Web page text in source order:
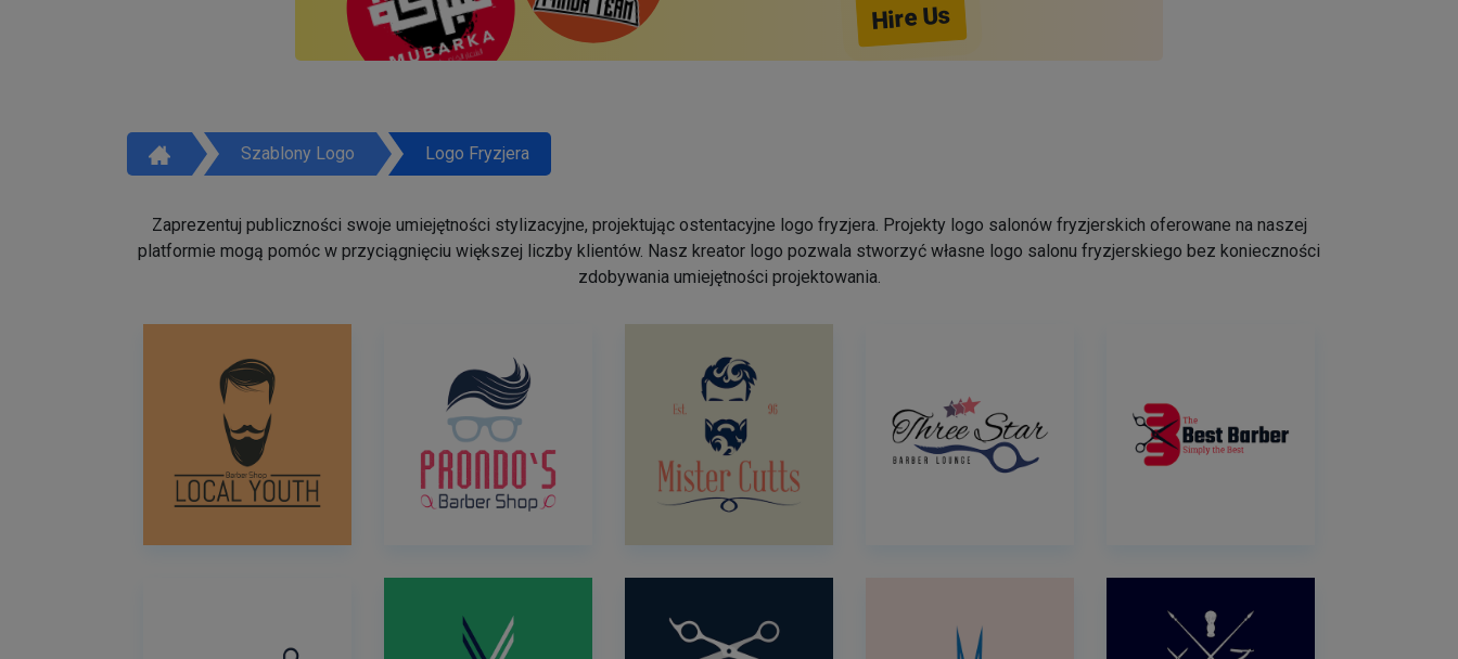
Hire Us
Szablony Logo Logo Fryzjera
Zaprezentuj publiczności swoje umiejętności stylizacyjne, projektując ostentacyjne logo fryzjera. Projekty logo salonów fryzjerskich oferowane na naszej
platformie mogą pomóc w przyciągnięciu większej liczby klientów. Nasz kreator logo pozwala stworzyć własne logo salonu fryzjerskiego bez konieczności
zdobywania umiejętności projektowania.